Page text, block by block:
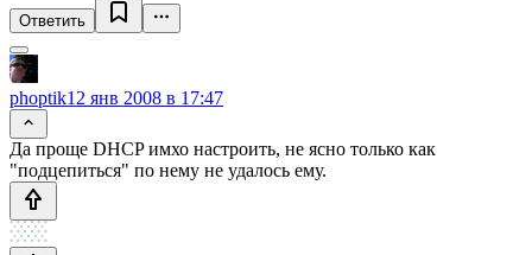
Ответить
phoptik12 янв 2008 в 17:47
Да проще DHCP имхо настроить, не ясно только как
"подцепиться" по нему не удалось ему.